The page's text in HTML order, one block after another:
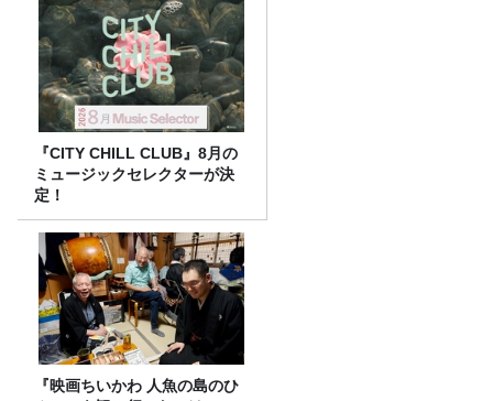
『CITY CHILL CLUB』8月の
ミュージックセレクターが決
定！
『映画ちいかわ 人魚の島のひ